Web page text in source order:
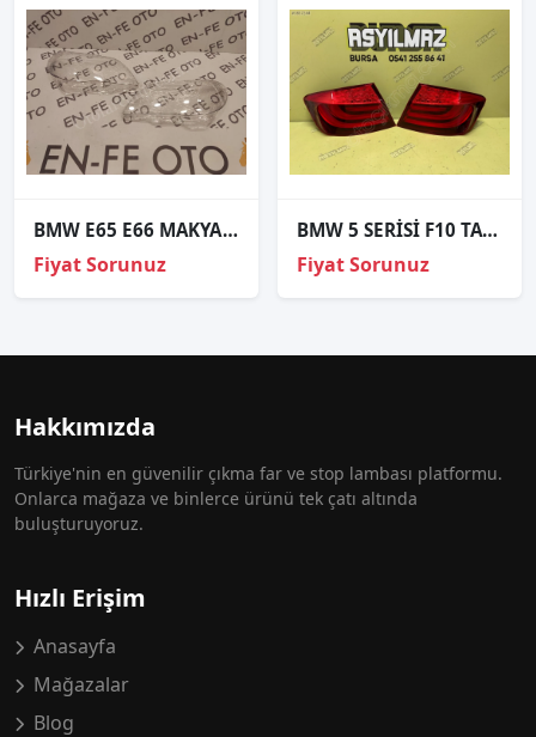
BMW E65 E66 MAKYAJLI SAĞ FAR CAMI SIFIR 2005 2006 2007 2008
Fiyat Sorunuz
BMW 5 SERİSİ F10 TAKIM DIŞ STOP ORJİNAL
Fiyat Sorunuz
Hakkımızda
Türkiye'nin en güvenilir çıkma far ve stop lambası platformu.
Onlarca mağaza ve binlerce ürünü tek çatı altında
buluşturuyoruz.
Hızlı Erişim
Anasayfa
Mağazalar
Blog